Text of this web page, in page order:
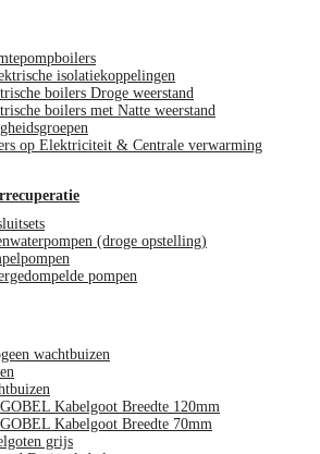
isolatiekoppelingen
boilers Droge weerstand
boilers met Natte weerstand
op Elektriciteit & Centrale verwarming
(droge opstelling)
pompen
wachtbuizen
Kabelgoot Breedte 120mm
Kabelgoot Breedte 70mm
grijs